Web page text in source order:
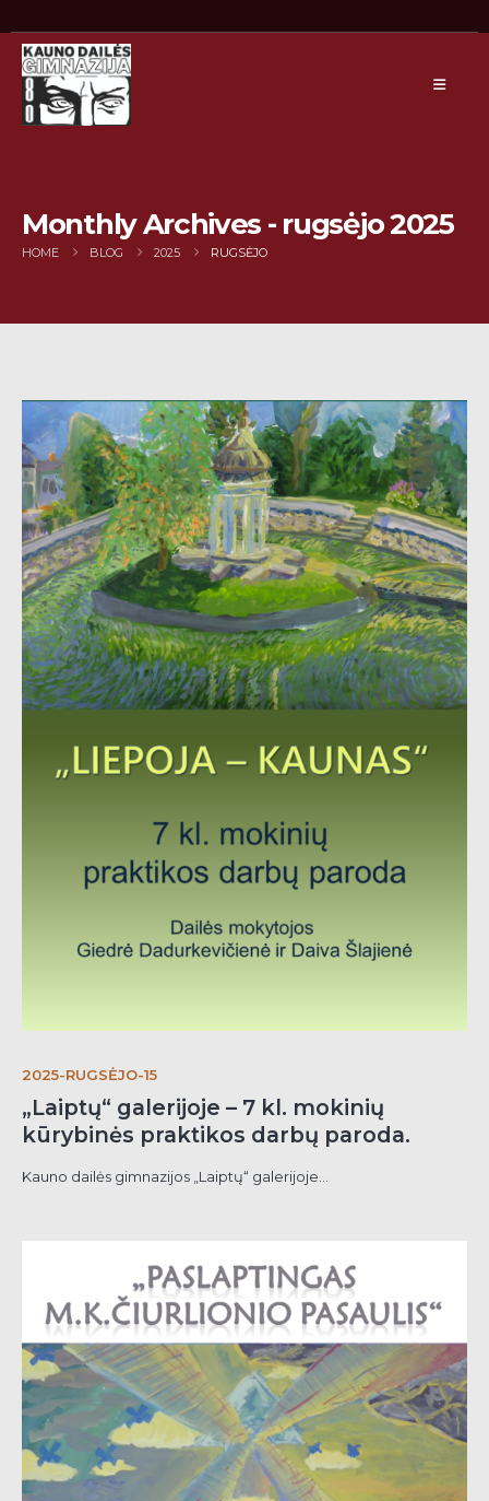
Monthly Archives - rugsėjo 2025
HOME BLOG 2025 RUGSĖJO
2025-RUGSĖJO-15
„Laiptų“ galerijoje – 7 kl. mokinių
kūrybinės praktikos darbų paroda.
Kauno dailės gimnazijos „Laiptų“ galerijoje...